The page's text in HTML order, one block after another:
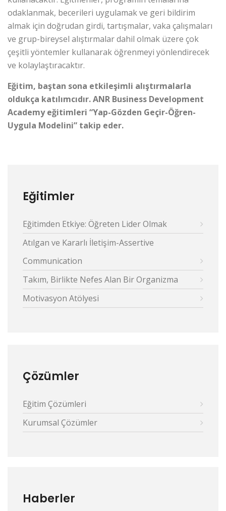
odaklanmak, becerileri uygulamak ve geri bildirim
almak için doğrudan girdi, tartışmalar, vaka çalışmaları
ve grup-bireysel alıştırmalar dahil olmak üzere çok
çeşitli yöntemler kullanarak öğrenmeyi yönlendirecek
ve kolaylaştıracaktır.
Eğitim, baştan sona etkileşimli alıştırmalarla
oldukça katılımcıdır.ANR Business Development
Academy eğitimleri “Yap-Gözden Geçir-Öğren-
Uygula Modelini” takip eder.
Eğitimler
Eğitimden Etkiye: Öğreten Lider Olmak
Atılgan ve Kararlı İletişim-Assertive
Communication
Takım, Birlikte Nefes Alan Bir Organizma
Motivasyon Atölyesi
Çözümler
Eğitim Çözümleri
Kurumsal Çözümler
Haberler